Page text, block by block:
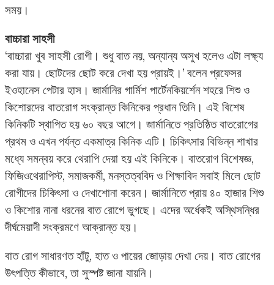
সময়।
বাচ্চারা সাহসী
‘বাচ্চারা খুব সাহসী রোগী। শুধু বাত নয়, অন্যান্য অসুখ হলেও এটা লক্ষ্য
করা যায়। ছোটদের ছোট করে দেখা হয় প্রায়ই।’ বলেন প্রফেসর
ইওহানেস পেটার হাস। জার্মানির গার্মিশ পার্টেনকিয়র্শেন শহরে শিশু ও
কিশোরদের বাতরোগ সংক্রান্ত কিনিকের প্রধান তিনি। এই বিশেষ
কিনিকটি স্থাপিত হয় ৬০ বছর আগে। জার্মানিতে প্রতিষ্ঠিত বাতরোগের
প্রথম ও এখন পর্যন্ত একমাত্র কিনিক এটি। চিকিৎসার বিভিন্ন শাখার
মধ্যে সমন্বয় করে থেরাপি দেয়া হয় এই কিনিকে। বাতরোগ বিশেষজ্ঞ,
ফিজিওথেরাপিস্ট, সমাজকর্মী, মনস্তত্ববিদ ও শিক্ষাবিদ সবাই মিলে ছোট
রোগীদের চিকিৎসা ও দেখাশোনা করেন। জার্মানিতে প্রায় ৪০ হাজার শিশু
ও কিশোর নানা ধরনের বাত রোগে ভুগছে। এদের অর্ধেকই অস্থিসন্ধির
দীর্ঘমেয়াদী সংক্রমণে আক্রান্ত হয়।
বাত রোগ সাধারণত হাঁটু, হাত ও পায়ের জোড়ায় দেখা দেয়। বাত রোগের
উৎপত্তি কীভাবে, তা সুস্পষ্ট জানা যায়নি।